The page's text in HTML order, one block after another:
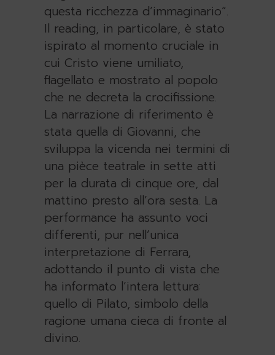
questa ricchezza d’immaginario”.
Il reading, in particolare, è stato
ispirato al momento cruciale in
cui Cristo viene umiliato,
flagellato e mostrato al popolo
che ne decreta la crocifissione.
La narrazione di riferimento è
stata quella di Giovanni, che
sviluppa la vicenda nei termini di
una pièce teatrale in sette atti
per la durata di cinque ore, dal
mattino presto all’ora sesta. La
performance ha assunto voci
differenti, pur nell’unica
interpretazione di Ferrara,
adottando il punto di vista che
ha informato l’intera lettura:
quello di Pilato, simbolo della
ragione umana cieca di fronte al
divino.